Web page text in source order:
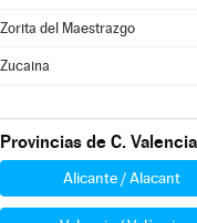
Zorita del Maestrazgo
Zucaina
Provincias de C.
Alicante / Alacant